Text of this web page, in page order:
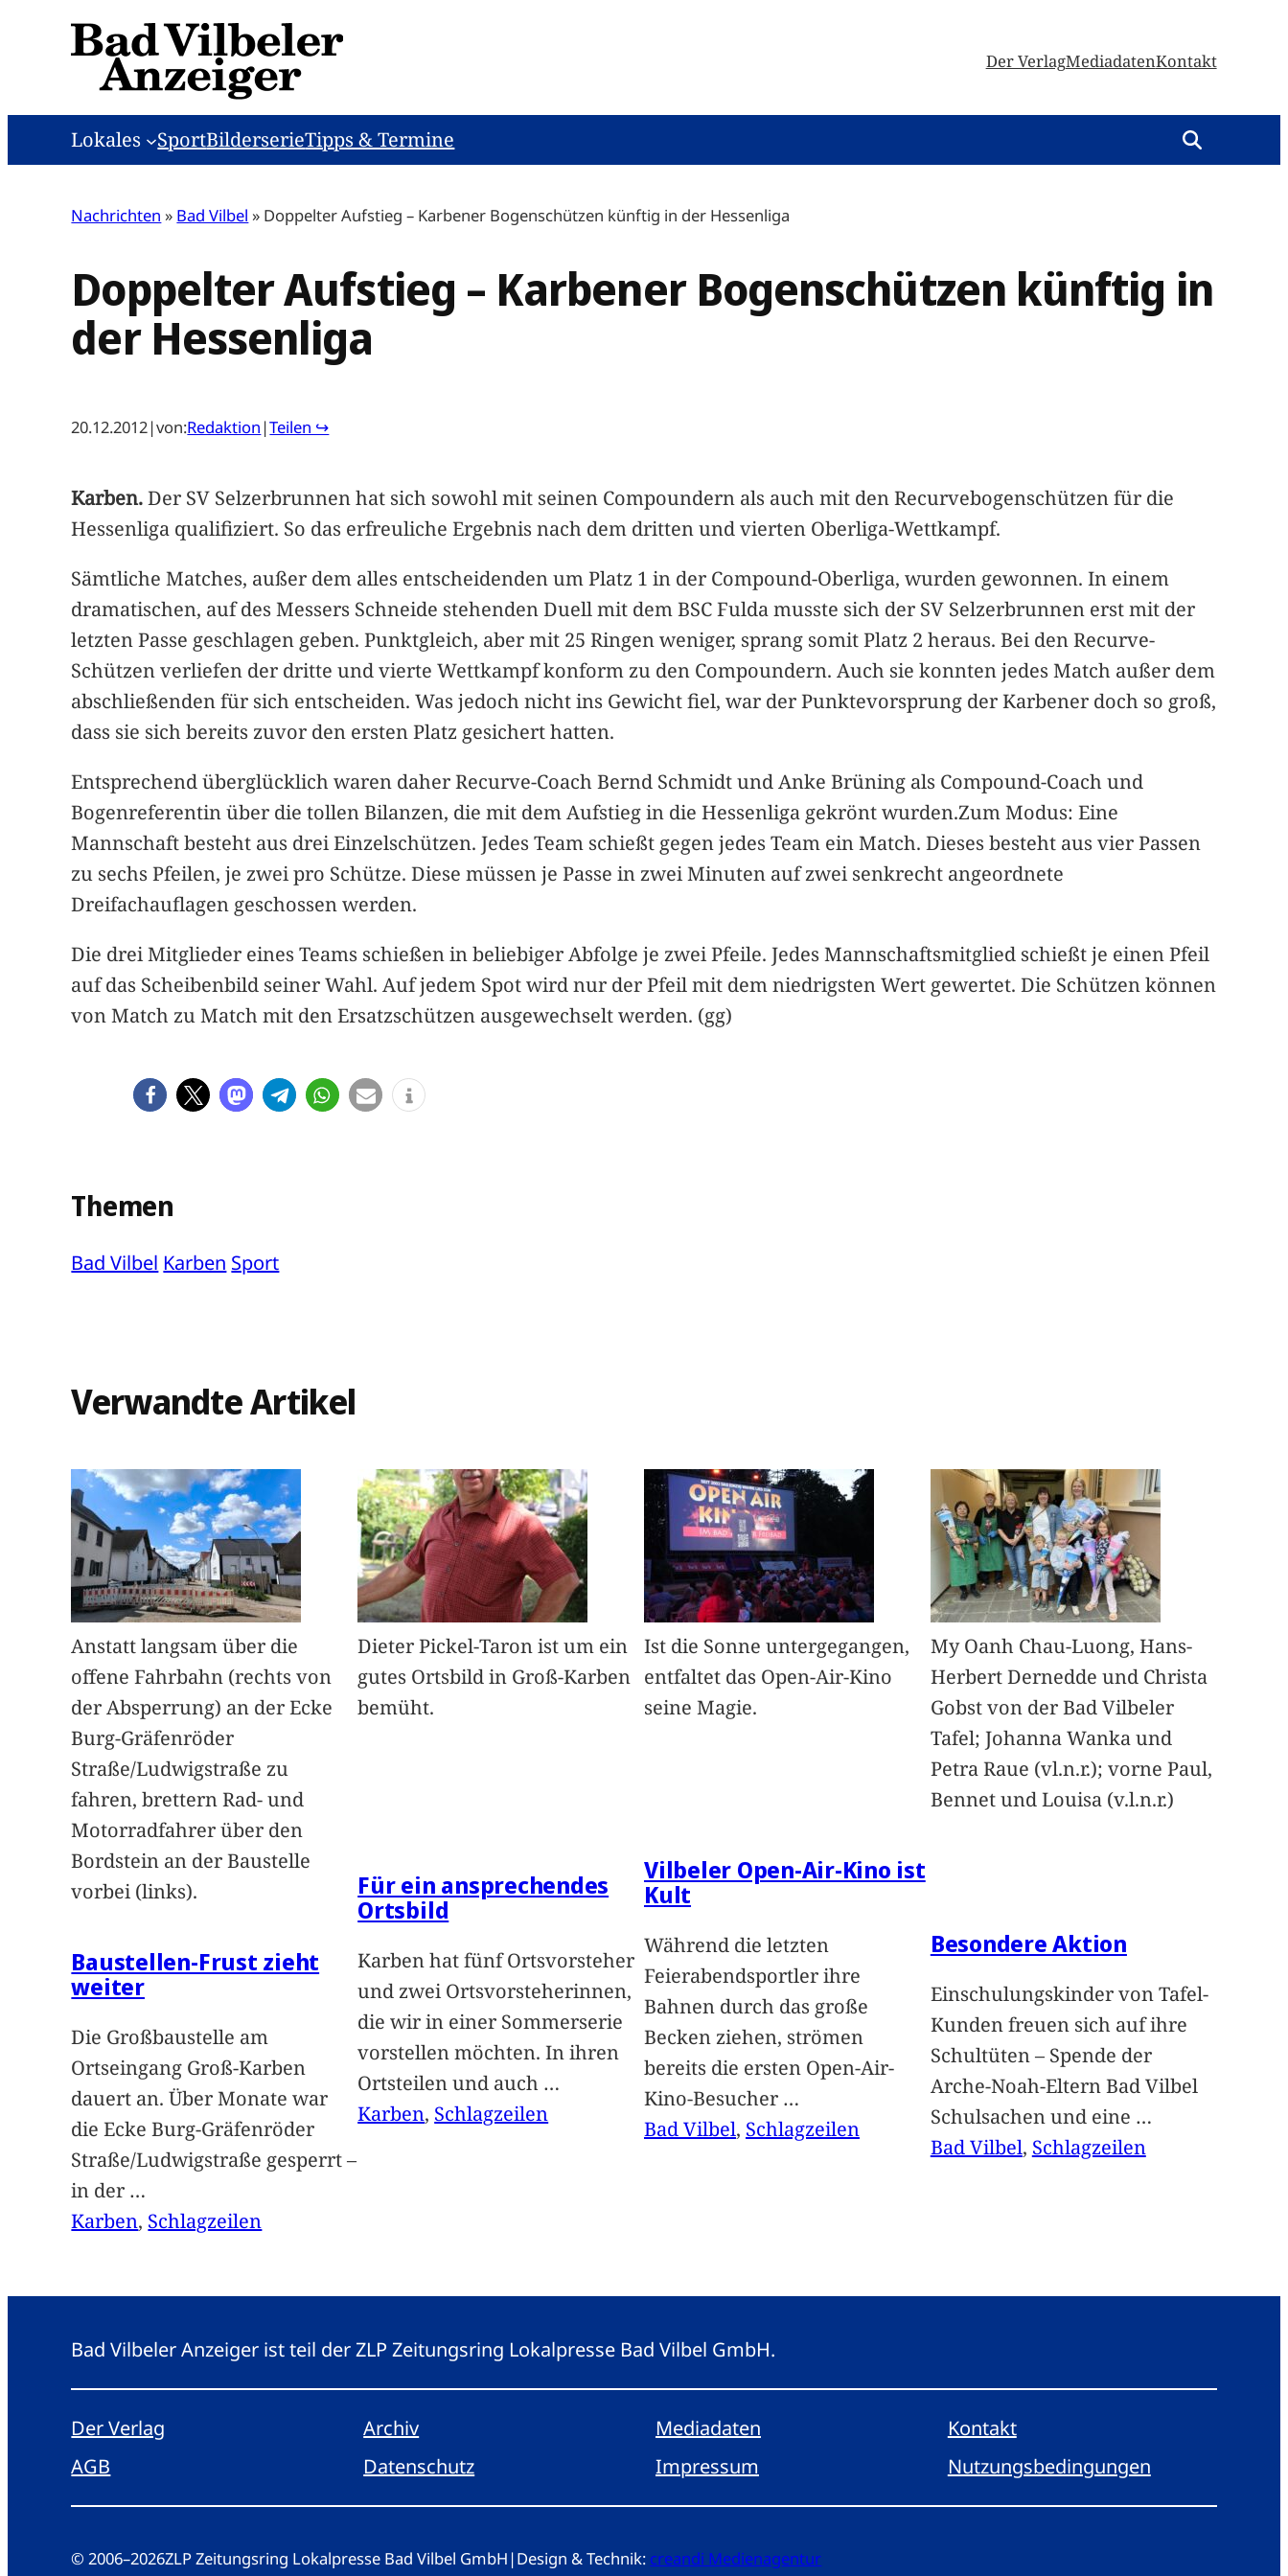
Der VerlagMediadatenKontakt
Lokales SportBilderserieTipps & Termine
Nachrichten » Bad Vilbel » Doppelter Aufstieg – Karbener Bogenschützen künftig in der Hessenliga
Doppelter Aufstieg – Karbener Bogenschützen künftig in
der Hessenliga
20.12.2012|von:Redaktion |Teilen ↪
Karben.Der SV Selzerbrunnen hat sich sowohl mit seinen Compoundern als auch mit den Recurvebogenschützen für die
Hessenliga qualifiziert. So das erfreuliche Ergebnis nach dem dritten und vierten Oberliga-Wettkampf.
Sämtliche Matches, außer dem alles entscheidenden um Platz 1 in der Compound-Oberliga, wurden gewonnen. In einem
dramatischen, auf des Messers Schneide stehenden Duell mit dem BSC Fulda musste sich der SV Selzerbrunnen erst mit der
letzten Passe geschlagen geben. Punktgleich, aber mit 25 Ringen weniger, sprang somit Platz 2 heraus. Bei den Recurve-
Schützen verliefen der dritte und vierte Wettkampf konform zu den Compoundern. Auch sie konnten jedes Match außer dem
abschließenden für sich entscheiden. Was jedoch nicht ins Gewicht fiel, war der Punktevorsprung der Karbener doch so groß,
dass sie sich bereits zuvor den ersten Platz gesichert hatten.
Entsprechend überglücklich waren daher Recurve-Coach Bernd Schmidt und Anke Brüning als Compound-Coach und
Bogenreferentin über die tollen Bilanzen, die mit dem Aufstieg in die Hessenliga gekrönt wurden.Zum Modus: Eine
Mannschaft besteht aus drei Einzelschützen. Jedes Team schießt gegen jedes Team ein Match. Dieses besteht aus vier Passen
zu sechs Pfeilen, je zwei pro Schütze. Diese müssen je Passe in zwei Minuten auf zwei senkrecht angeordnete
Dreifachauflagen geschossen werden.
Die drei Mitglieder eines Teams schießen in beliebiger Abfolge je zwei Pfeile. Jedes Mannschaftsmitglied schießt je einen Pfeil
auf das Scheibenbild seiner Wahl. Auf jedem Spot wird nur der Pfeil mit dem niedrigsten Wert gewertet. Die Schützen können
von Match zu Match mit den Ersatzschützen ausgewechselt werden. (gg)
Themen
Bad Vilbel Karben Sport
Verwandte Artikel
Anstatt langsam über die
offene Fahrbahn (rechts von
der Absperrung) an der Ecke
Burg-Gräfenröder
Straße/Ludwigstraße zu
fahren, brettern Rad- und
Motorradfahrer über den
Bordstein an der Baustelle
vorbei (links).
Baustellen-Frust zieht
weiter
Die Großbaustelle am
Ortseingang Groß-Karben
dauert an. Über Monate war
die Ecke Burg-Gräfenröder
Straße/Ludwigstraße gesperrt –
in der …
Karben, Schlagzeilen
Dieter Pickel-Taron ist um ein
gutes Ortsbild in Groß-Karben
bemüht.
Für ein ansprechendes
Ortsbild
Karben hat fünf Ortsvorsteher
und zwei Ortsvorsteherinnen,
die wir in einer Sommerserie
vorstellen möchten. In ihren
Ortsteilen und auch …
Karben, Schlagzeilen
Ist die Sonne untergegangen,
entfaltet das Open-Air-Kino
seine Magie.
Vilbeler Open-Air-Kino ist
Kult
Während die letzten
Feierabendsportler ihre
Bahnen durch das große
Becken ziehen, strömen
bereits die ersten Open-Air-
Kino-Besucher …
Bad Vilbel, Schlagzeilen
My Oanh Chau-Luong, Hans-
Herbert Dernedde und Christa
Gobst von der Bad Vilbeler
Tafel; Johanna Wanka und
Petra Raue (vl.n.r.); vorne Paul,
Bennet und Louisa (v.l.n.r.)
Besondere Aktion
Einschulungskinder von Tafel-
Kunden freuen sich auf ihre
Schultüten – Spende der
Arche-Noah-Eltern Bad Vilbel
Schulsachen und eine …
Bad Vilbel, Schlagzeilen
Bad Vilbeler Anzeiger ist teil der ZLP Zeitungsring Lokalpresse Bad Vilbel GmbH.
Der Verlag Archiv Mediadaten
Kontakt
AGB
Datenschutz Impressum Nutzungsbedingungen
© 2006–2026ZLP Zeitungsring Lokalpresse Bad Vilbel GmbH |Design & Technik: creandi Medienagentur